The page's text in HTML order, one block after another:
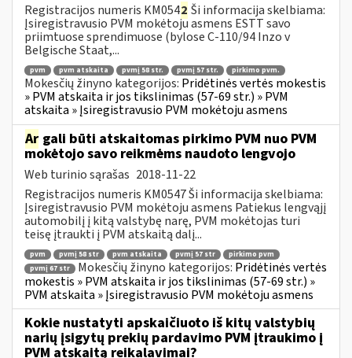
Registracijos numeris KM0542 Ši informacija skelbiama:
Įsiregistravusio PVM mokėtoju asmens ESTT savo
priimtuose sprendimuose (bylose C-110/94 Inzo v
Belgische Staat,...
pvm pvm atskaita pvmį 58 str. pvmį 57 str. pirkimo pvm.
Mokesčių žinyno kategorijos: Pridėtinės vertės mokestis
» PVM atskaita ir jos tikslinimas (57-69 str.) » PVM
atskaita » Įsiregistravusio PVM mokėtoju asmens
Ar gali būti atskaitomas pirkimo PVM nuo PVM
mokėtojo savo reikmėms naudoto lengvojo
Web turinio sąrašas 2018-11-22
Registracijos numeris KM0547 Ši informacija skelbiama:
Įsiregistravusio PVM mokėtoju asmens Patiekus lengvąjį
automobilį į kitą valstybę narę, PVM mokėtojas turi
teisę įtraukti į PVM atskaitą dalį...
pvm pvmį 58 str pvm atskaita pvmį 57 str
pirkimo pvm
pvmį 67 str
Mokesčių žinyno kategorijos: Pridėtinės vertės
mokestis » PVM atskaita ir jos tikslinimas (57-69 str.) »
PVM atskaita » Įsiregistravusio PVM mokėtoju asmens
Kokie nustatyti apskaičiuoto iš kitų valstybių
narių įsigytų prekių pardavimo PVM įtraukimo į
PVM atskaitą reikalavimai?